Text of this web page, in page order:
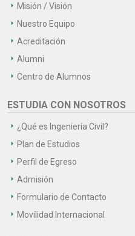
Misión / Visión
Nuestro Equipo
Acreditación
Alumni
Centro de Alumnos
ESTUDIA CON NOSOTROS
¿Qué es Ingeniería Civil?
Plan de Estudios
Perfil de Egreso
Admisión
Formulario de Contacto
Movilidad Internacional